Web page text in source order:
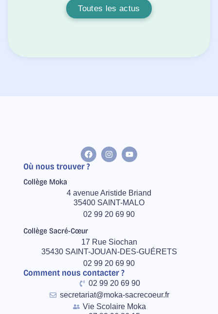
Toutes les actus
Où nous trouver ?
Collège Moka
4 avenue Aristide Briand
35400 SAINT-MALO
02 99 20 69 90
Collège Sacré-Cœur
17 Rue Siochan
35430 SAINT-JOUAN-DES-GUÉRETS
02 99 20 69 90
Comment nous contacter ?
02 99 20 69 90
secretariat@moka-sacrecoeur.fr
Vie Scolaire Moka